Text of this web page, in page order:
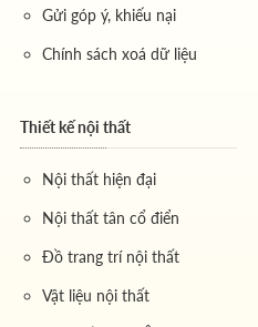
Gửi góp ý, khiếu nại
Chính sách xoá dữ liệu
Thiết kế nội thất
Nội thất hiện đại
Nội thất tân cổ điển
Đồ trang trí nội thất
Vật liệu nội thất